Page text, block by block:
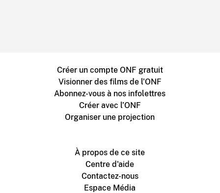
Créer un compte ONF gratuit
Visionner des films de l'ONF
Abonnez-vous à nos infolettres
Créer avec l’ONF
Organiser une projection
À propos de ce site
Centre d'aide
Contactez-nous
Espace Média